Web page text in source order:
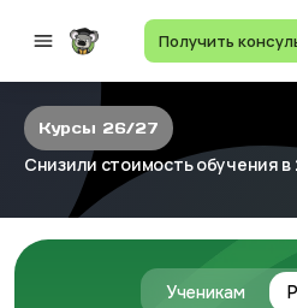
Получить
Курсы 26/27
Снизили стоимость обучения в
Ученикам